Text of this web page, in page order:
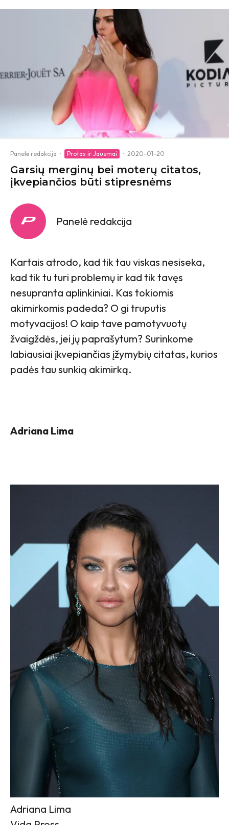
Panelė redakcija · Protas ir Jausmai · 2020-01-20
Garsių merginų bei moterų citatos,
įkvepiančios būti stipresnėms
Panelė redakcija
Kartais atrodo, kad tik tau viskas nesiseka,
kad tik tu turi problemų ir kad tik tavęs
nesupranta aplinkiniai. Kas tokiomis
akimirkomis padeda? O gi truputis
motyvacijos! O kaip tave pamotyvuotų
žvaigždės, jei jų paprašytum? Surinkome
labiausiai įkvepiančias įžymybių citatas, kurios
padės tau sunkią akimirką.
Adriana Lima
Adriana Lima